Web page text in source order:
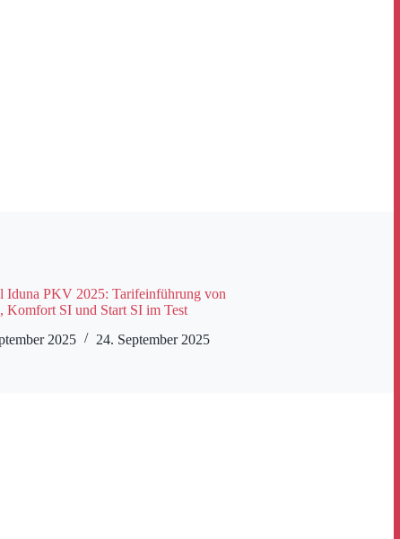
Iduna PKV 2025: Tarifeinführung von
Komfort SI und Start SI im Test
2025
24. September 2025